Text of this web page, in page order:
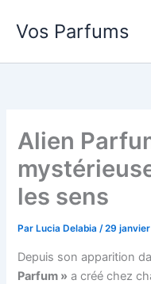
Vos Parfums
Alien
les sens
Par Lucia Delabia/29
Depuis son apparition
Parfum » a créé chez